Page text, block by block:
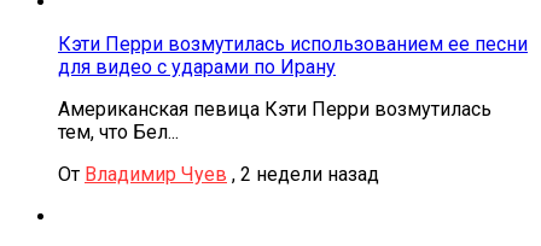
Кэти Перри возмутилась использованием ее песни
для видео с ударами по Ирану
Американская певица Кэти Перри возмутилась
тем, что Бел...
От Владимир Чуев , 2 недели назад